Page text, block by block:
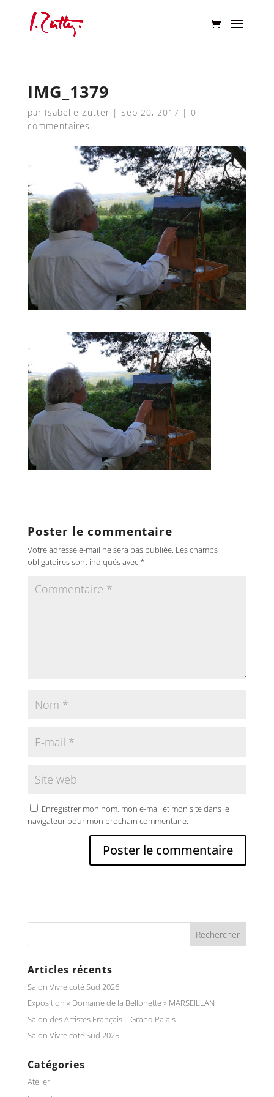
IMG_1379
par Isabelle Zutter | Sep 20, 2017 | 0
commentaires
Poster le commentaire
Votre adresse e-mail ne sera pas publiée. Les champs
obligatoires sont indiqués avec *
Enregistrer mon nom, mon e-mail et mon site dans le
navigateur pour mon prochain commentaire.
Articles récents
Salon Vivre coté Sud 2026
Exposition « Domaine de la Bellonette » MARSEILLAN
Salon des Artistes Français – Grand Palais
Salon Vivre coté Sud 2025
Catégories
Atelier